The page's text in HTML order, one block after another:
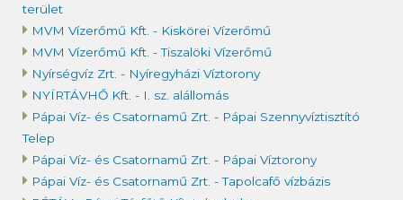
terület
MVM Vízerőmű Kft. - Kiskörei Vízerőmű
MVM Vízerőmű Kft. - Tiszalöki Vízerőmű
Nyírségvíz Zrt. - Nyíregyházi Víztorony
NYÍRTÁVHŐ Kft. - I. sz. alállomás
Pápai Víz- és Csatornamű Zrt. - Pápai Szennyvíztisztító
Telep
Pápai Víz- és Csatornamű Zrt. - Pápai Víztorony
Pápai Víz- és Csatornamű Zrt. - Tapolcafő vízbázis